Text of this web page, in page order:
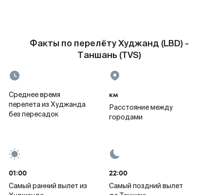
Факты по перелёту Худжанд (LBD) -
Таншань (TVS)
Среднее время
перелета из Худжанда
без пересадок
км
Расстояние между
городами
01:00
Самый ранний вылет из
22:00
Самый поздний вылет